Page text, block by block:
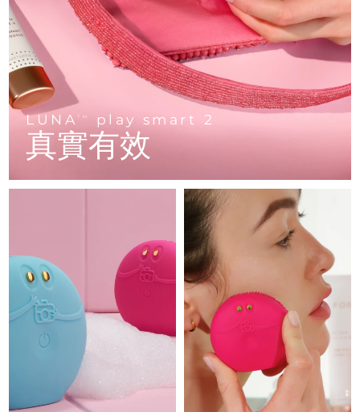
LUNATM play smart 2
真實有效
Concentrated acne gel
ESPADA™ 設備
All acne treatment devices
Advanced eye care treatment
眼部護理設備
All revitalizing eye massagers
Blackhead remover
KIWI™ 皮肤护理
Advanced pore care essentials
LED light hairbrush
LUNA™ Dual-Peptide Scalp
For healthy hair
issa™ Teeth Whitening Set
Dual LED + sonic device & 18% PAP gel
issa™ Teeth Whitening Gel
18% PAP
更多的
護膚品 男士
FOREO APP
關於我們
愛爾蘭 預計送達日期8/10/26
曼島
以色列 預計送達日期8/14/26
義大利
日本 預計送達日期8/13/26
預計送達日期 8/15/26
哈薩克 8/12/26
科威特 預計送達日期 8/10/26
拉脫維亞 預計送達日期 8/10/26
預計送達日期 8/11/26
預計送達日期 8/10/26